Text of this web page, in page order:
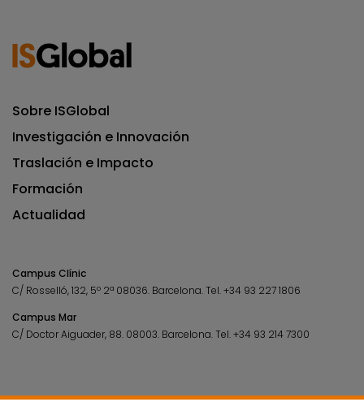
Sobre ISGlobal
Investigación e Innovación
Traslación e Impacto
Formación
Actualidad
Campus Clínic
C/ Rosselló, 132, 5º 2ª 08036. Barcelona.Tel.+34 93 227 1806
Campus Mar
C/ Doctor Aiguader, 88. 08003. Barcelona.Tel.+34 93 214 7300